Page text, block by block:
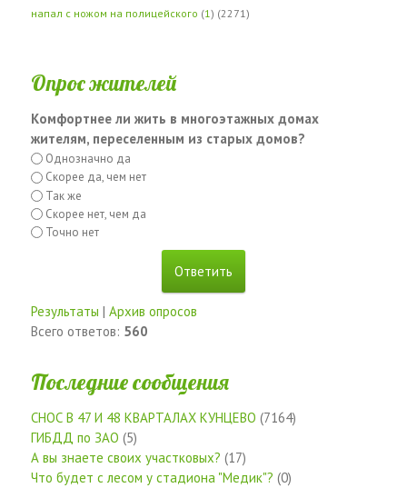
напал с ножом на полицейского (1) (2271)
Опрос жителей
Комфортнее ли жить в многоэтажных домах
жителям, переселенным из старых домов?
Однозначно да
Скорее да, чем нет
Так же
Скорее нет, чем да
Точно нет
Результаты | Архив опросов
Всего ответов: 560
Последние сообщения
СНОС В 47 И 48 КВАРТАЛАХ КУНЦЕВО (7164)
ГИБДД по ЗАО (5)
А вы знаете своих участковых? (17)
Что будет с лесом у стадиона "Медик"? (0)